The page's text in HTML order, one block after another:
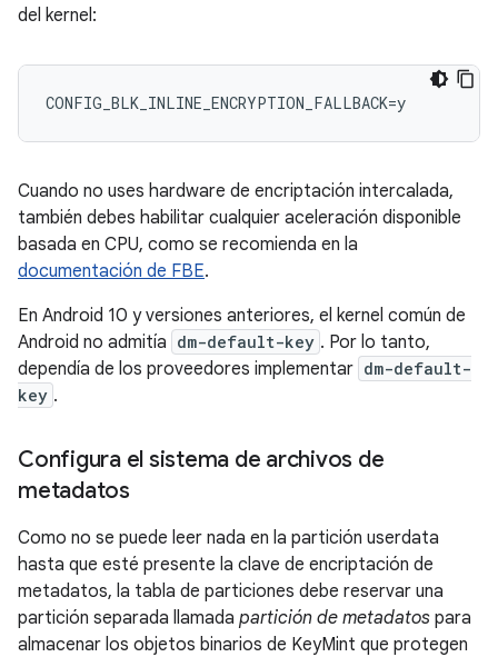
del kernel:
Cuando no uses hardware de encriptación intercalada,
también debes habilitar cualquier aceleración disponible
basada en CPU, como se recomienda en la
documentación de FBE.
En Android 10 y versiones anteriores, el kernel común de
Android no admitía dm-default-key . Por lo tanto,
dependía de los proveedores implementar dm-default-
key .
Configura el sistema de archivos de
metadatos
Como no se puede leer nada en la partición userdata
hasta que esté presente la clave de encriptación de
metadatos, la tabla de particiones debe reservar una
partición separada llamada partición de metadatos para
almacenar los objetos binarios de KeyMint que protegen